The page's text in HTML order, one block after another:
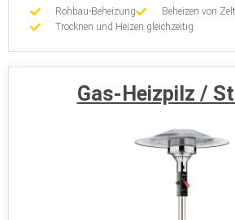
Rohbau-Beheizung
Beheizen von
Trocknen und Heizen gleichzeitig
Gas-Heizpilz /